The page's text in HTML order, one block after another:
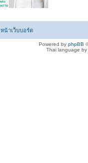
หน้าเว็บบอร์ด
Powered by phpBB
Thai language by